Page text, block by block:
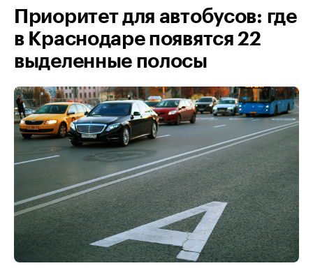
Приоритет для автобусов: где
в Краснодаре появятся 22
выделенные полосы